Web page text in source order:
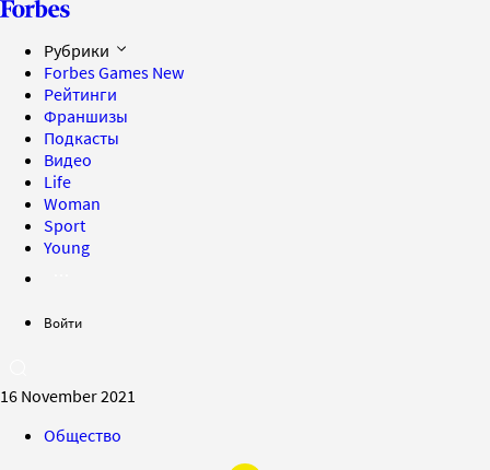
Рубрики
Forbes Games New
Рейтинги
Франшизы
Подкасты
Видео
Life
Woman
Sport
Young
Войти
16 November 2021
Общество